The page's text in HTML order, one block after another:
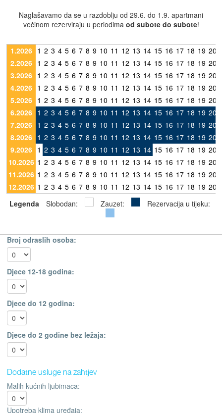
Naglašavamo da se u razdoblju od 29.6. do 1.9. apartmani
večinom rezerviraju u periodima od subote do subote!
1.2026 1 2 3 4 5 6 7 8 9 10 11 12 13 14 15 16 17 18 19 20
2.2026 1 2 3 4 5 6 7 8 9 10 11 12 13 14 15 16 17 18 19 20
3.2026 1 2 3 4 5 6 7 8 9 10 11 12 13 14 15 16 17 18 19 20
4.2026 1 2 3 4 5 6 7 8 9 10 11 12 13 14 15 16 17 18 19 20
5.2026 1 2 3 4 5 6 7 8 9 10 11 12 13 14 15 16 17 18 19 20
6.2026 1 2 3 4 5 6 7 8 9 10 11 12 13 14 15 16 17 18 19 20
7.2026 1 2 3 4 5 6 7 8 9 10 11 12 13 14 15 16 17 18 19 20
8.2026 1 2 3 4 5 6 7 8 9 10 11 12 13 14 15 16 17 18 19 20
9.2026 1 2 3 4 5 6 7 8 9 10 11 12 13 14 15 16 17 18 19 20
10.2026 1 2 3 4 5 6 7 8 9 10 11 12 13 14 15 16 17 18 19 20
11.2026 1 2 3 4 5 6 7 8 9 10 11 12 13 14 15 16 17 18 19 20
12.2026 1 2 3 4 5 6 7 8 9 10 11 12 13 14 15 16 17 18 19 20
Legenda
Slobodan: Zauzet: Rezervacija u tijeku:
Broj odraslih osoba:
Djece 12-18 godina:
Djece do 12 godina:
Djece do 2 godine bez ležaja:
Dodatne usluge na zahtjev
Malih kućnih ljubimaca:
Upotreba klima uređaja: